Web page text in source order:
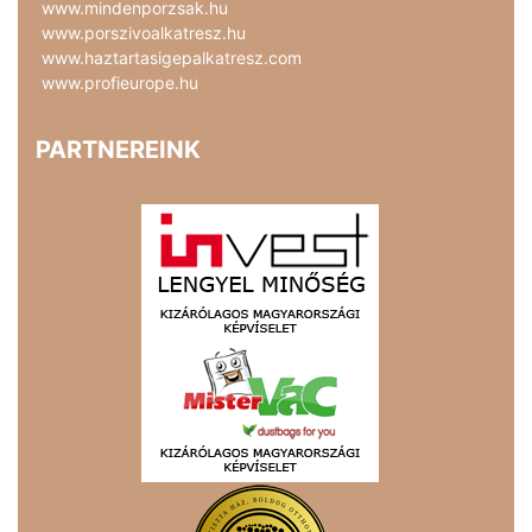
www.mindenporzsak.hu
www.porszivoalkatresz.hu
www.haztartasigepalkatresz.com
www.profieurope.hu
PARTNEREINK